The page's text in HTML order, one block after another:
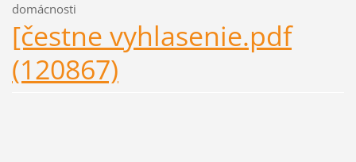
domácnosti
[čestne vyhlasenie.pdf
(120867)